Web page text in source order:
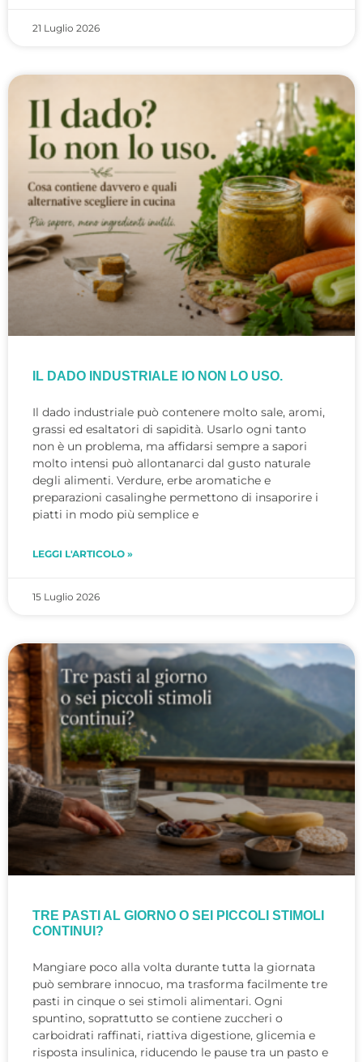
21 Luglio 2026
IL DADO INDUSTRIALE IO NON LO USO.
Il dado industriale può contenere molto sale, aromi,
grassi ed esaltatori di sapidità. Usarlo ogni tanto
non è un problema, ma affidarsi sempre a sapori
molto intensi può allontanarci dal gusto naturale
degli alimenti. Verdure, erbe aromatiche e
preparazioni casalinghe permettono di insaporire i
piatti in modo più semplice e
LEGGI L'ARTICOLO »
15 Luglio 2026
TRE PASTI AL GIORNO O SEI PICCOLI STIMOLI
CONTINUI?
Mangiare poco alla volta durante tutta la giornata
può sembrare innocuo, ma trasforma facilmente tre
pasti in cinque o sei stimoli alimentari. Ogni
spuntino, soprattutto se contiene zuccheri o
carboidrati raffinati, riattiva digestione, glicemia e
risposta insulinica, riducendo le pause tra un pasto e